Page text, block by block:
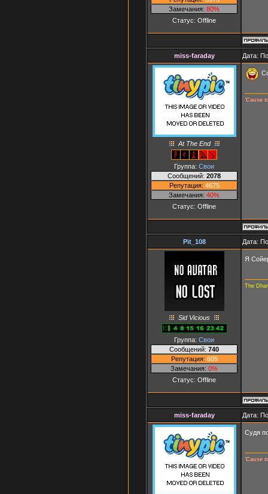
Замечания: 80%
Статус: Offline
miss-faraday Дата:
At The End
Группа: Свои
Сообщений: 2078
Репутация: 4675
Замечания: 40%
Статус: Offline
'Cause
Pit_108 Дата:
Sid Vicious
Группа: Свои
Сообщений: 740
Репутация: 605
Замечания: 0%
Статус: Offline
Я
The
miss-faraday Дата:
Судя
'Cause